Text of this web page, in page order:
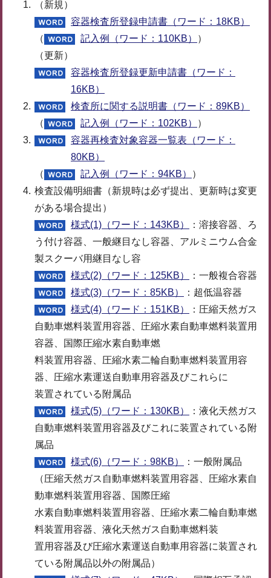
（新規）
容器検査所登録申請書（ワード：18KB）
（
記入例（ワード：110KB）
）
（更新）
容器検査所登録更新申請書（ワード：
16KB）
検査所に関する説明書（ワード：89KB）
（
記入例（ワード：102KB）
）
容器再検査対象容器一覧表（ワード：
80KB）
（
記入例（ワード：94KB）
）
検査設備明細書（新規時は必ず提出、更新時は変更
がある場合提出）
様式(1)（ワード：143KB）
：溶接容器、ろ
う付け容器、一般継目なし容器、アルミニウム合金
製スクーバ用継目なし容
様式(2)（ワード：125KB）
：一般複合容器
様式(3)（ワード：85KB）
：超低温容器
様式(4)（ワード：151KB）
：圧縮天然ガス
自動車燃料装置用容器、圧縮水素自動車燃料装置用
容器、国際圧縮水素自動車燃
料装置用容器、圧縮水素二輪自動車燃料装置用容
器、圧縮水素運送自動車用容器及びこれらに
装置されている附属品
様式(5)（ワード：130KB）
：液化天然ガス
自動車燃料装置用容器及びこれに装置されている附
属品
様式(6)（ワード：98KB）
：一般附属品
（圧縮天然ガス自動車燃料装置用容器、圧縮水素自
動車燃料装置用容器、国際圧縮
水素自動車燃料装置用容器、圧縮水素二輪自動車燃
料装置用容器、液化天然ガス自動車燃料装
置用容器及び圧縮水素運送自動車用容器に装置され
ている附属品以外の附属品）